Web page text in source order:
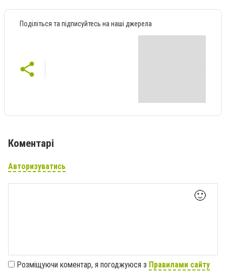
Поділіться та підписуйтесь на наші джерела
Коментарі
Авторизуватись
🙂
Розміщуючи коментар, я погоджуюся з Правилами сайту